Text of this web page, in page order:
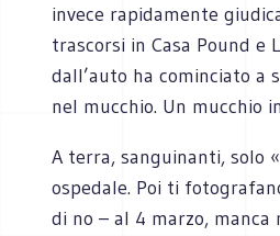
invece rapidamente
trascorsi in Casa Pound e
dall’auto ha cominciato a
nel mucchio. Un mucchio
A terra, sanguinanti, solo
ospedale. Poi ti
di no – al 4 marzo, manca